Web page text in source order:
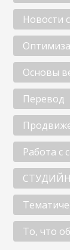
Новости
Основы
Перевод
Работа с
То, что